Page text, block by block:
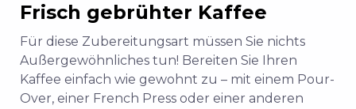
Frisch gebrühter Kaffee
Für diese Zubereitungsart müssen Sie nichts
Außergewöhnliches tun! Bereiten Sie Ihren
Kaffee einfach wie gewohnt zu – mit einem Pour-
Over, einer French Press oder einer anderen